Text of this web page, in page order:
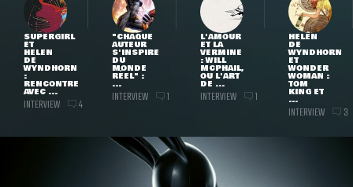
SUPERGIRL
ET
HELEN
DE
WYNDHORN
:
RENCONTRE
AVEC ...
INTERVIEW 4
"CHAQUE
AUTEUR
S'INSPIRE
DU
MONDE
RÉEL" :
...
INTERVIEW 1
L'AMOUR
ET LA
VERMINE
: WILL
MCPHAIL,
OU L'ART
DE ...
INTERVIEW 1
HELEN
DE
WYNDHORN
ET
WONDER
WOMAN :
TOM
KING ET
...
INTERVIEW 3